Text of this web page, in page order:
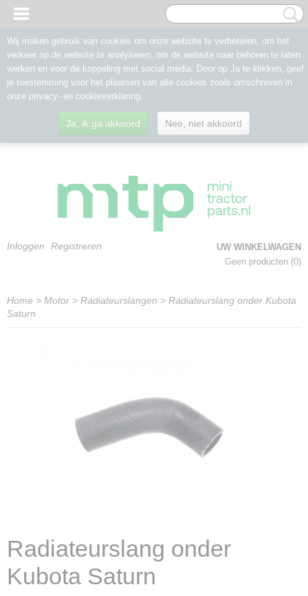
Inloggen Registreren
UW WINKELWAGEN
Geen producten (0)
Home > Motor > Radiateurslangen > Radiateurslang onder Kubota
Saturn
Radiateurslang onder
Kubota Saturn
Wij maken gebruik van cookies om onze website te verbeteren, om het
verkeer op de website te analyseren, om de website naar behoren te laten
werken en voor de koppeling met social media. Door op Ja te klikken, geef
je toestemming voor het plaatsen van alle cookies zoals omschreven in
onze privacy- en cookieverklaring.
Ja, ik ga akkoord Nee, niet akkoord